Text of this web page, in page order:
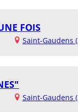
FOIS
Saint-Gaudens
Saint-Gaudens